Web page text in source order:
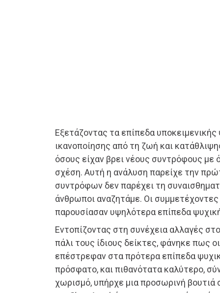
Εξετάζοντας τα επίπεδα
ικανοποίησης από τη ζωή και
όσους είχαν βρει νέους συντρόφους με
σχέση. Αυτή η ανάλυση παρείχε την
συντρόφων δεν παρέχει τη
άνθρωποι αναζητάμε. Οι
παρουσίασαν υψηλότερα επίπεδα
Εντοπίζοντας στη συνέχεια αλλαγές
πάλι τους ίδιους δείκτες, φάνηκε πως
επέστρεφαν στα πρότερα επίπεδα
πρόσφατο, και πιθανότατα καλύτερο,
χωρισμό, υπήρχε μια προσωρινή βουτιά